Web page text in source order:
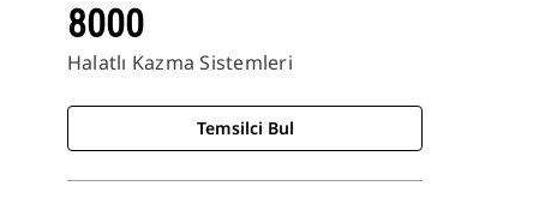
8000
Halatlı Kazma Sistemleri
Temsilci Bul